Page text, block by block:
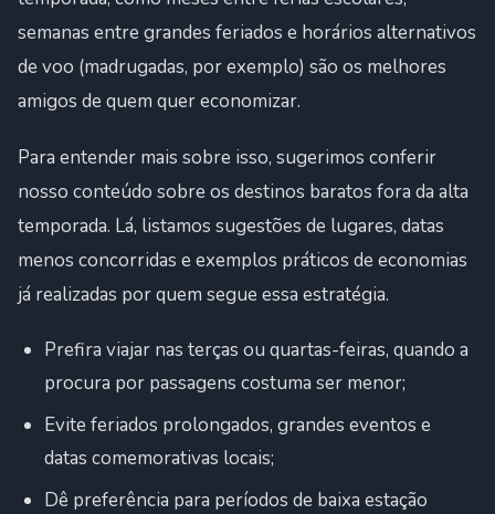
semanas entre grandes feriados e horários alternativos
de voo (madrugadas, por exemplo) são os melhores
amigos de quem quer economizar.
Para entender mais sobre isso, sugerimos conferir
nosso conteúdo sobre os destinos baratos fora da alta
temporada. Lá, listamos sugestões de lugares, datas
menos concorridas e exemplos práticos de economias
já realizadas por quem segue essa estratégia.
Prefira viajar nas terças ou quartas-feiras, quando a
procura por passagens costuma ser menor;
Evite feriados prolongados, grandes eventos e
datas comemorativas locais;
Dê preferência para períodos de baixa estação